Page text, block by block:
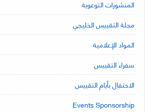
المنشورات التوعوية
مجلة التقييس الخليجي
المواد الإعلامية
سفراء التقييس
الاحتفال بأيام التقييس
Events Sponsorship